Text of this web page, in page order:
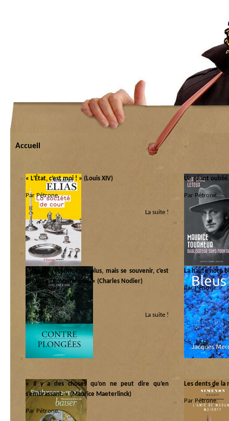
Accueil
« L’État, c’est moi ! » (Louis XIV)
Par Pétrone.
Catégorie :
Cogito|Libri
La suite !
Un géant
Par Pétrone.
Catégorie :
Libri
« On ne recommence plus, mais se souvenir, c’est
presque recommencer. » (Charles Nodier)
Par Pétrone.
Catégorie :
Libri|Scénarios
La suite !
La haute note
Par Pétrone.
Catégorie :
Libri|Scénarios
« Il y a des choses qu’on ne peut dire qu’en
s’embrassant. » (Maurice Maeterlinck)
Par Pétrone.
Les dents de
Par Pétrone.
Catégorie :